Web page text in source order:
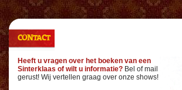
CONTACT
Heeft u vragen over het boeken van een
Sinterklaas of wilt u informatie? Bel of mail
gerust! Wij vertellen graag over onze shows!